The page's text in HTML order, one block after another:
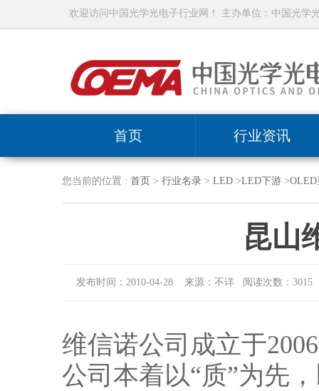
欢迎访问中国光学光电子行业网！ 主办单位：中国光学
首页 行业资讯
您当前的位置 : 首页 > 行业名录> LED>LED下游>OLED
昆山
发布时间：2010-04-28 来源：不详 阅读次数：3015
维信诺公司成立于
公司本着以“质”为先